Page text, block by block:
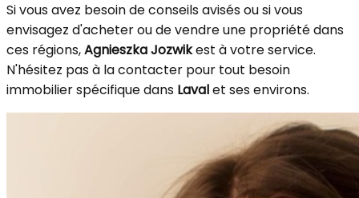
Si vous avez besoin de conseils avisés ou si vous
envisagez d'acheter ou de vendre une propriété dans
ces régions,Agnieszka Jozwikest à votre service.
N'hésitez pas à la contacter pour tout besoin
immobilier spécifique dans Lavalet ses environs.